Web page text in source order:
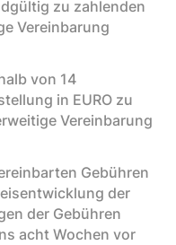
zu zahlenden
Vereinbarung
von 14
in EURO zu
Vereinbarung
Gebühren
der
der Gebühren
acht Wochen vor